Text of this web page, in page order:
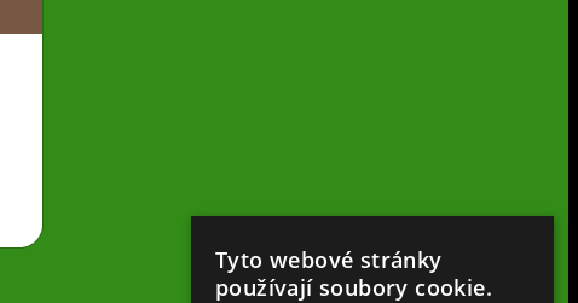
Tyto webové stránky
používají soubory cookie.